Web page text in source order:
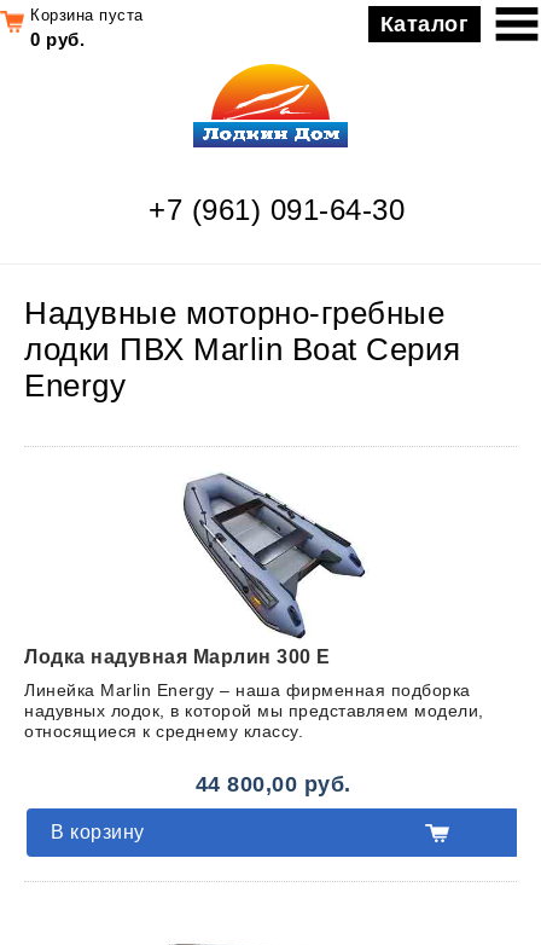
+7 (961) 091-64-30
Надувные моторно-гребные
лодки ПВХ Marlin Boat Серия
Energy
Лодка надувная Марлин 300 E
Линейка Marlin Energy – наша фирменная подборка
надувных лодок, в которой мы представляем модели,
относящиеся к среднему классу.
В корзину
44 800,00 руб.
Корзина пуста
0 руб.
Каталог